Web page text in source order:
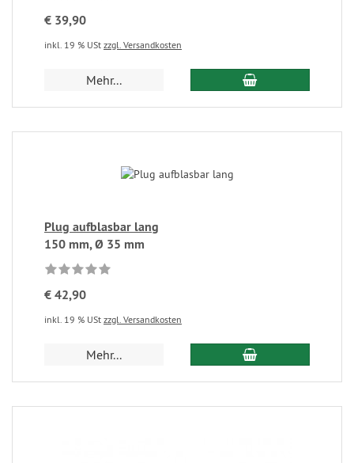
€ 39,90
inkl. 19 % USt zzgl. Versandkosten
Mehr...
Plug aufblasbar lang
150 mm, Ø 35 mm
€ 42,90
inkl. 19 % USt zzgl. Versandkosten
Mehr...